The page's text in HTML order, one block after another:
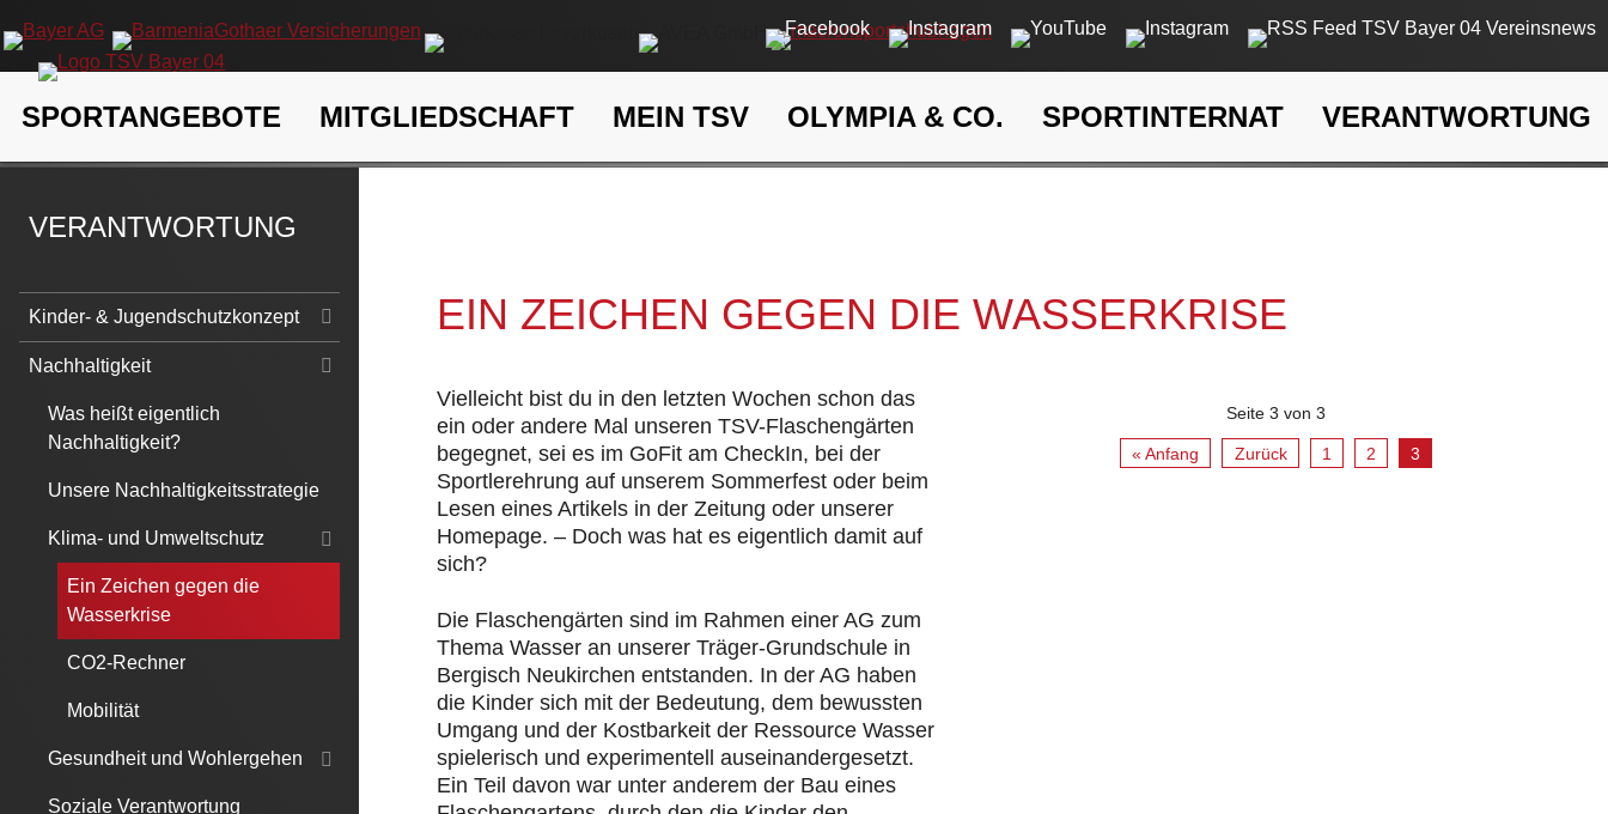
Navigation
überspringen
SPORTANGEBOTE MITGLIEDSCHAFT MEIN TSV OLYMPIA & CO. SPORTINTERNAT VERANTWORTUNG
EIN ZEICHEN GEGEN DIE WASSERKRISE
Vielleicht bist du in den letzten Wochen schon das
ein oder andere Mal unseren TSV-Flaschengärten
begegnet, sei es im GoFit am CheckIn, bei der
Sportlerehrung auf unserem Sommerfest oder beim
Lesen eines Artikels in der Zeitung oder unserer
Homepage. – Doch was hat es eigentlich damit auf
sich?
Die Flaschengärten sind im Rahmen einer AG zum
Thema Wasser an unserer Träger-Grundschule in
Bergisch Neukirchen entstanden. In der AG haben
die Kinder sich mit der Bedeutung, dem bewussten
Umgang und der Kostbarkeit der Ressource Wasser
spielerisch und experimentell auseinandergesetzt.
Ein Teil davon war unter anderem der Bau eines
Seite 3 von 3
« Anfang Zurück 1 2 3
VERANTWORTUNG
Navigation
überspringen
Kinder- & Jugendschutzkonzept
Nachhaltigkeit
Was heißt eigentlich
Nachhaltigkeit?
Unsere Nachhaltigkeitsstrategie
Klima- und Umweltschutz
Ein Zeichen gegen die
Wasserkrise
CO2-Rechner
Mobilität
Gesundheit und Wohlergehen
Soziale Verantwortung